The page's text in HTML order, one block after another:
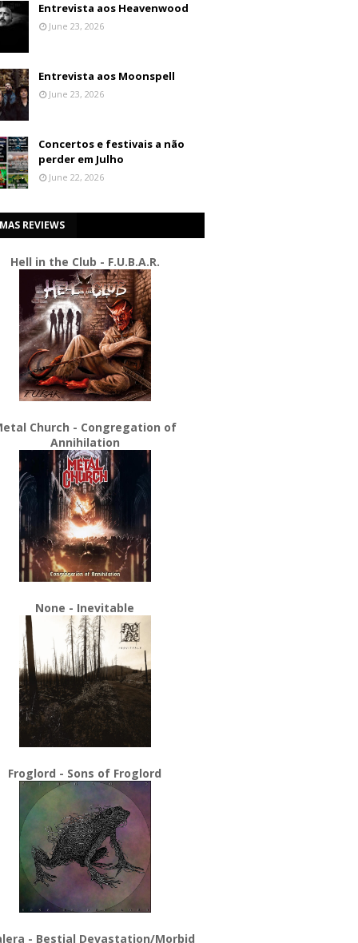
Entrevista aos Heavenwood
June 23, 2026
Entrevista aos Moonspell
June 23, 2026
Concertos e festivais a não
perder em Julho
June 22, 2026
REVIEWS
Hell in the Club - F.U.B.A.R.
Church - Congregation of
Annihilation
None - Inevitable
Froglord - Sons of Froglord
- Bestial Devastation/Morbid